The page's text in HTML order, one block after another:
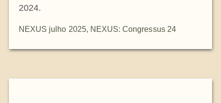
2024.
NEXUS julho 2025, NEXUS: Congressus 24